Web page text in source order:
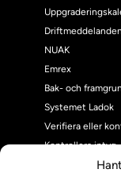
Driftmeddelanden
NUAK
Emrex
Bak- och
Systemet Ladok
Verifiera eller
Kontrollera intyg